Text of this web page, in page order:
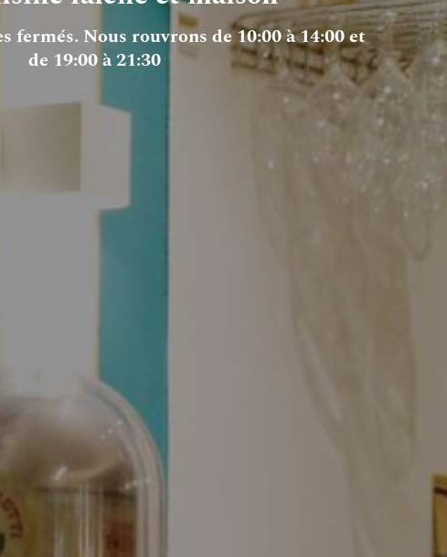
fermés. Nous rouvrons de 10:00 à 14:00 et
de 19:00 à 21:30